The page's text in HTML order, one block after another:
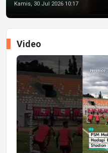
Kamis, 30 Jul 2026 10:17
Video